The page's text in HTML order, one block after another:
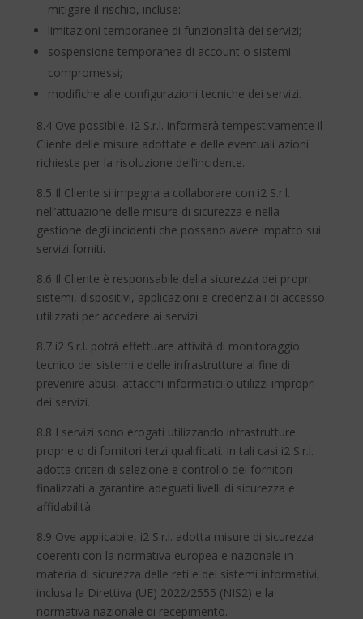
mitigare il rischio, incluse:
limitazioni temporanee di funzionalità dei servizi;
sospensione temporanea di account o sistemi
compromessi;
modifiche alle configurazioni tecniche dei servizi.
8.4 Ove possibile, i2 S.r.l. informerà tempestivamente il
Cliente delle misure adottate e delle eventuali azioni
richieste per la risoluzione dell’incidente.
8.5 Il Cliente si impegna a collaborare con i2 S.r.l.
nell’attuazione delle misure di sicurezza e nella
gestione degli incidenti che possano avere impatto sui
servizi forniti.
8.6 Il Cliente è responsabile della sicurezza dei propri
sistemi, dispositivi, applicazioni e credenziali di accesso
utilizzati per accedere ai servizi.
8.7 i2 S.r.l. potrà effettuare attività di monitoraggio
tecnico dei sistemi e delle infrastrutture al fine di
prevenire abusi, attacchi informatici o utilizzi impropri
dei servizi.
8.8 I servizi sono erogati utilizzando infrastrutture
proprie o di fornitori terzi qualificati. In tali casi i2 S.r.l.
adotta criteri di selezione e controllo dei fornitori
finalizzati a garantire adeguati livelli di sicurezza e
affidabilità.
8.9 Ove applicabile, i2 S.r.l. adotta misure di sicurezza
coerenti con la normativa europea e nazionale in
materia di sicurezza delle reti e dei sistemi informativi,
inclusa la Direttiva (UE) 2022/2555 (NIS2) e la
normativa nazionale di recepimento.